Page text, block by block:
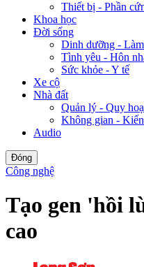
Thiết bị - Phần
Khoa học
Đời sống
Dinh dưỡng -
Tình yêu - Hôn
Sức khỏe - Y tế
Xe cộ
Nhà đất
Quản lý - Quy
Không gian -
Audio
Đóng
Công nghệ
Tạo gen 'hồi
cao